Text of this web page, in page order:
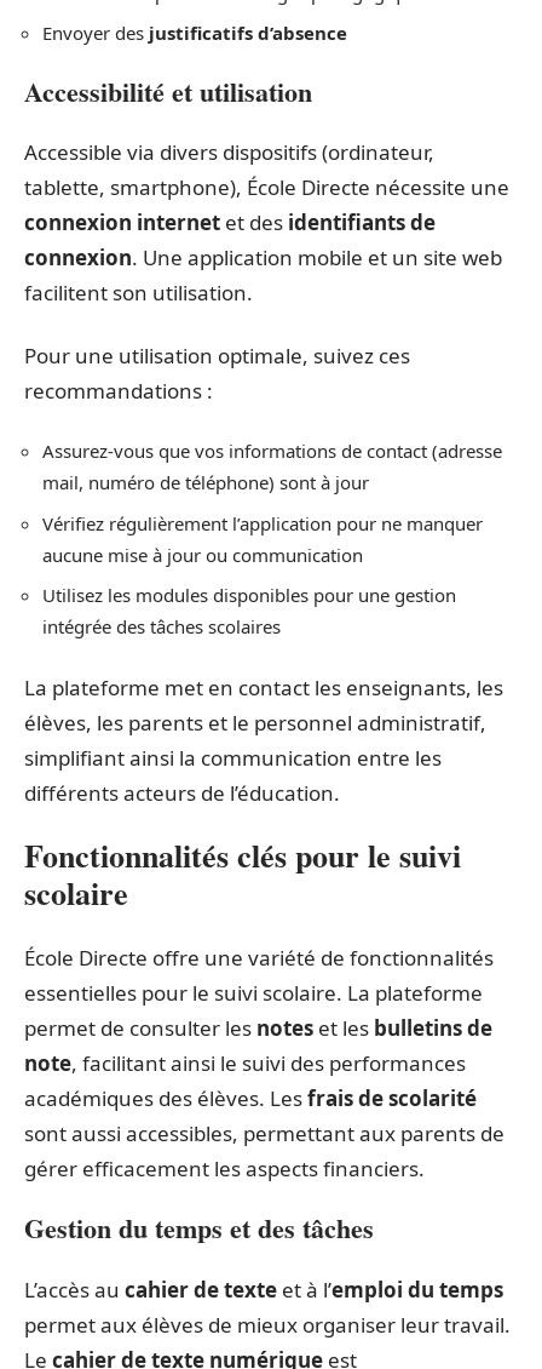
Envoyer des justificatifs d’absence
Accessibilité et utilisation
Accessible via divers dispositifs (ordinateur,
tablette, smartphone), École Directe nécessite une
connexion internet et des identifiants de
connexion. Une application mobile et un site web
facilitent son utilisation.
Pour une utilisation optimale, suivez ces
recommandations :
Assurez-vous que vos informations de contact (adresse
mail, numéro de téléphone) sont à jour
Vérifiez régulièrement l’application pour ne manquer
aucune mise à jour ou communication
Utilisez les modules disponibles pour une gestion
intégrée des tâches scolaires
La plateforme met en contact les enseignants, les
élèves, les parents et le personnel administratif,
simplifiant ainsi la communication entre les
différents acteurs de l’éducation.
Fonctionnalités clés pour le suivi
scolaire
École Directe offre une variété de fonctionnalités
essentielles pour le suivi scolaire. La plateforme
permet de consulter les notes et les bulletins de
note, facilitant ainsi le suivi des performances
académiques des élèves. Lesfrais de scolarité
sont aussi accessibles, permettant aux parents de
gérer efficacement les aspects financiers.
Gestion du temps et des tâches
L’accès au cahier de texte et à l’emploi du temps
permet aux élèves de mieux organiser leur travail.
Le cahier de texte numérique est